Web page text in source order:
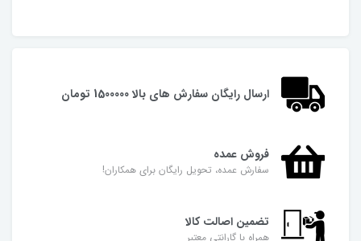
ارسال رایگان سفارش های بالا 1500000 تومان
فروش عمده
سفارش عمده، تحویل رایگان برای همکاران!
تضمین اصالت کالا
همراه با گارانتی معتبر